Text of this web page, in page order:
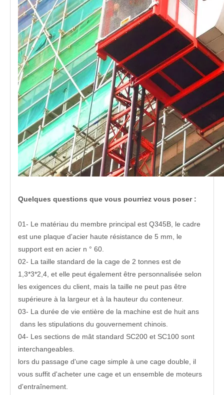
Quelques questions que vous pourriez vous poser :
01- Le matériau du membre principal est Q345B, le cadre
est une plaque d'acier haute résistance de 5 mm, le
support est en acier n ° 60.
02- La taille standard de la cage de 2 tonnes est de
1,3*3*2,4, et elle peut également être personnalisée selon
les exigences du client, mais la taille ne peut pas être
supérieure à la largeur et à la hauteur du conteneur.
03- La durée de vie entière de la machine est de huit ans
dans les stipulations du gouvernement chinois.
04- Les sections de mât standard SC200 et SC100 sont
interchangeables.
lors du passage d'une cage simple à une cage double, il
vous suffit d'acheter une cage et un ensemble de moteurs
d'entraînement.